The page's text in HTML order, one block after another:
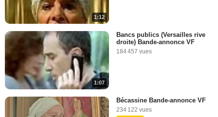
1:12
1:07
Bancs publics (Versailles rive
droite) Bande-annonce VF
184 457 vues
Bécassine Bande-annonce VF
234 122 vues